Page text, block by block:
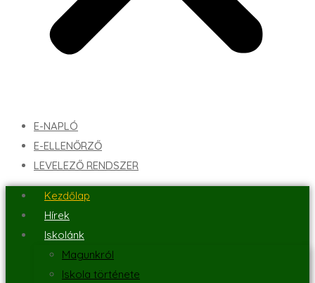
E-NAPLÓ
E-ELLENŐRZŐ
LEVELEZŐ RENDSZER
Kezdőlap
Hírek
Iskolánk
Magunkról
Iskola története